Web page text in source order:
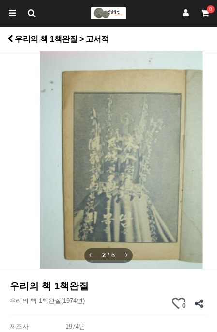
0
우리의 책 1책완질 > 고서적
2 / 6
우리의 책 1책완질
우리의 책 1책완질(1974년)
0
제조사
1974년